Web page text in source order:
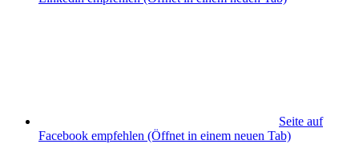
Seite auf
Facebook empfehlen (Öffnet in einem neuen Tab)